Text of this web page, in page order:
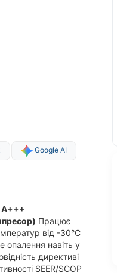
Google AI
A+++
Працює
від -30°C
опалення навіть у
директиві
SEER/SCOP